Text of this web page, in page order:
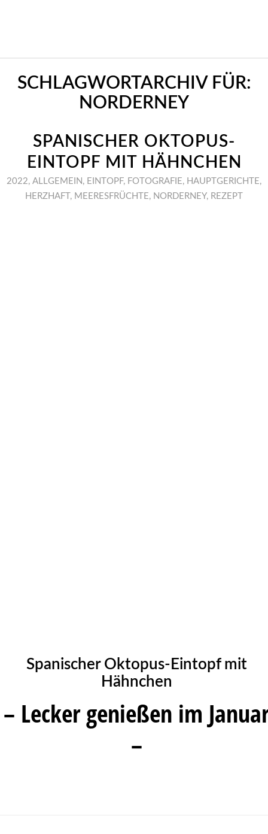
SCHLAGWORTARCHIV FÜR:
NORDERNEY
SPANISCHER OKTOPUS-
EINTOPF MIT HÄHNCHEN
2022, ALLGEMEIN , EINTOPF, FOTOGRAFIE, HAUPTGERICHTE,
HERZHAFT , MEERESFRÜCHTE, NORDERNEY, REZEPT
Spanischer Oktopus-Eintopf mit
Hähnchen
– Lecker genießen im
–